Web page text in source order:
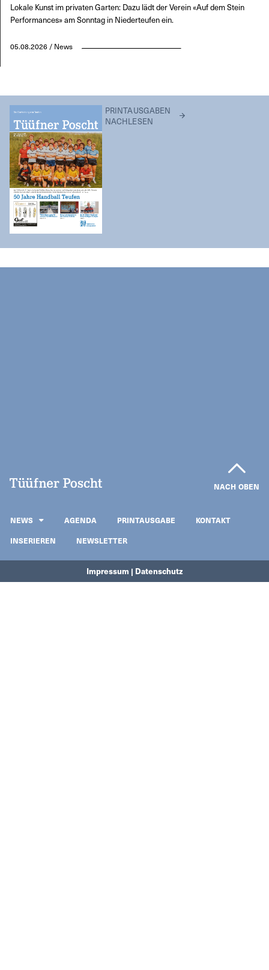
Lokale Kunst im privaten Garten: Dazu lädt der Verein «Auf dem Stein
Performances» am Sonntag in Niederteufen ein.
05.08.2026 / News
PRINTAUSGABEN
NACHLESEN
NACH OBEN
NEWS AGENDA PRINTAUSGABE
KONTAKT
INSERIEREN
NEWSLETTER
Impressum | Datenschutz